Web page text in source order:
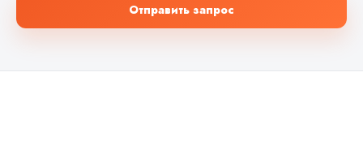
Отправить запрос